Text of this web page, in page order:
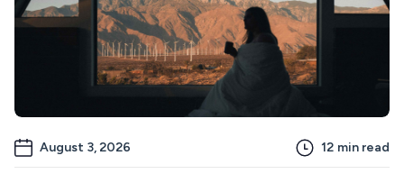
August 3, 2026 12 min read